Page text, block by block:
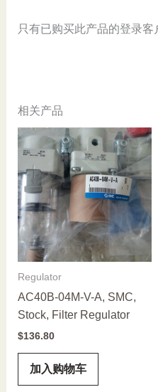
New
只有已购买此产品的登录客
相关产品
Regulator
AC40B-04M-V-A, SMC,
Stock, Filter Regulator
$136.80
加入购物车